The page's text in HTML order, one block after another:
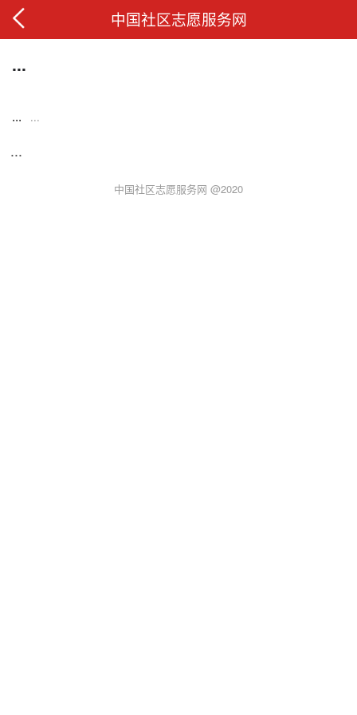
中国社区志愿服务网
...
... ...
...
中国社区志愿服务网 @2020